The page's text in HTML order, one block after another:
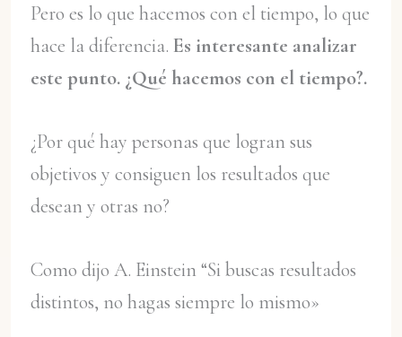
Pero es lo que hacemos con el tiempo, lo que
hace la diferencia. Es interesante analizar
este punto. ¿Qué hacemos con el tiempo?.
¿Por qué hay personas que logran sus
objetivos y consiguen los resultados que
desean y otras no?
Como dijo A. Einstein “Si buscas resultados
distintos, no hagas siempre lo mismo»